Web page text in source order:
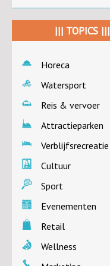
||| TOPICS |||
Horeca
Watersport
Reis & vervoer
Attractieparken
Verblijfsrecreatie
Cultuur
Sport
Evenementen
Retail
Wellness